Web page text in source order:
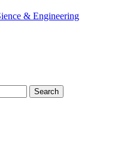
& Engineering
Search